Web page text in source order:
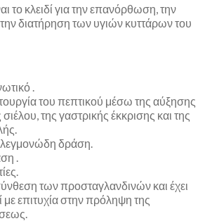
το κλειδί για την επανόρθωση, την
διατήρηση των υγιών κυττάρων του
.
του πεπτικού μέσω της αύξησης
της γαστρικής έκκρισης και της
δράση.
.
των προσταγλανδινών και έχει
με επιτυχία στην πρόληψη της